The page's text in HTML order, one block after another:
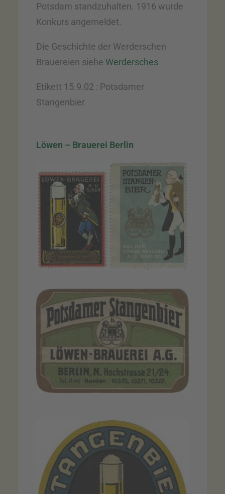
Potsdam standzuhalten. 1916 wurde
Konkurs angemeldet.
Die Geschichte der Werderschen
Brauereien siehe Werdersches
Etikett 15.9.02 : Potsdamer
Stangenbier
Löwen – Brauerei Berlin